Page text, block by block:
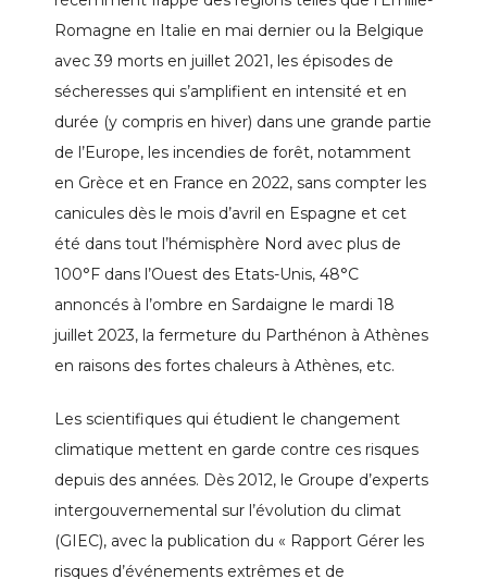
Romagne en Italie en mai dernier ou la Belgique
avec 39 morts en juillet 2021, les épisodes de
sécheresses qui s’amplifient en intensité et en
durée (y compris en hiver) dans une grande partie
de l’Europe, les incendies de forêt, notamment
en Grèce et en France en 2022, sans compter les
canicules dès le mois d’avril en Espagne et cet
été dans tout l’hémisphère Nord avec plus de
100°F dans l’Ouest des Etats-Unis, 48°C
annoncés à l’ombre en Sardaigne le mardi 18
juillet 2023, la fermeture du Parthénon à Athènes
en raisons des fortes chaleurs à Athènes, etc.
Les scientifiques qui étudient le changement
climatique mettent en garde contre ces risques
depuis des années. Dès 2012, le Groupe d’experts
intergouvernemental sur l’évolution du climat
(GIEC), avec la publication du « Rapport Gérer les
risques d’événements extrêmes et de